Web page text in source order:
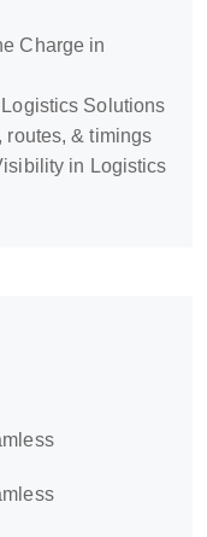
Charge in
Solutions
routes, & timings
in Logistics